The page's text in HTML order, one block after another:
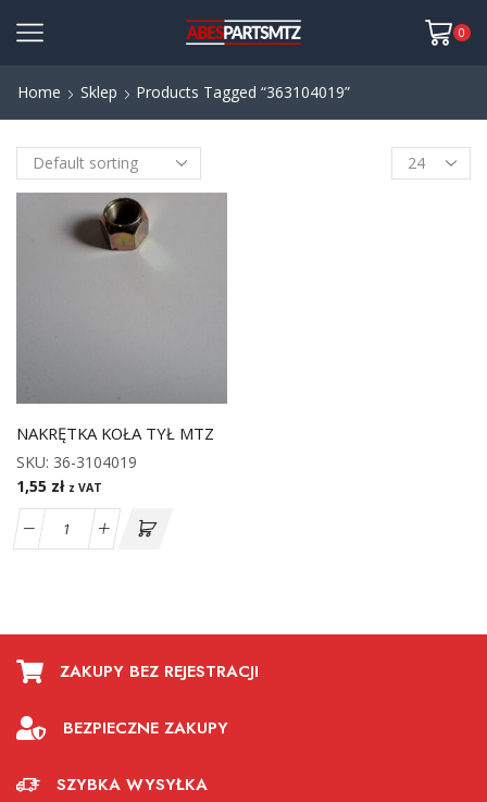
0
Home Sklep Products Tagged “363104019”
NAKRĘTKA KOŁA TYŁ MTZ
SKU: 36-3104019
1,55 zł z VAT
ZAKUPY BEZ REJESTRACJI
BEZPIECZNE ZAKUPY
SZYBKA WYSYŁKA